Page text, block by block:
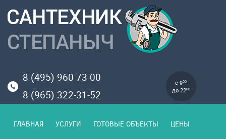
8 (495) 960-73-00
8 (965) 322-31-52
с 900
до 2200
ГЛАВНАЯ УСЛУГИ ГОТОВЫЕ ОБЪЕКТЫ ЦЕНЫ